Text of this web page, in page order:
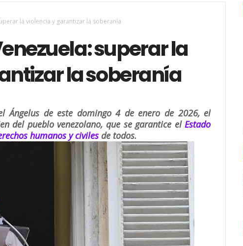
la violencia y garantizar la soberanía
superar la
la soberanía
de este domingo 4 de enero de 2026, el
del pueblo venezolano, que se garantice elEstado
humanos y civiles de todos.